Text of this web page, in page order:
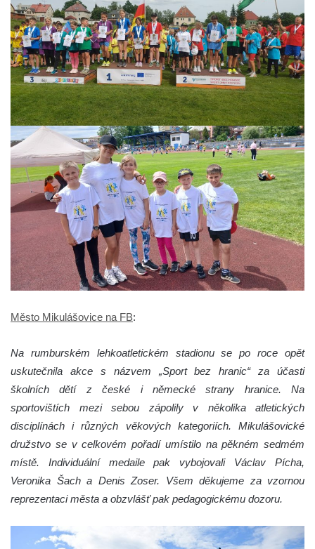
Město Mikulášovice na FB:
Na rumburském lehkoatletickém stadionu se po roce opět
uskutečnila akce s názvem „Sport bez hranic“ za účasti
školních dětí z české i německé strany hranice. Na
sportovištích mezi sebou zápolily v několika atletických
disciplínách i různých věkových kategoriích. Mikulášovické
družstvo se v celkovém pořadí umístilo na pěkném sedmém
místě. Individuální medaile pak vybojovali Václav Pícha,
Veronika Šach a Denis Zoser. Všem děkujeme za vzornou
reprezentaci města a obzvlášť pak pedagogickému dozoru.